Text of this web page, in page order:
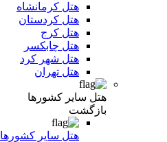
هتل کرمانشاه
هتل کردستان
هتل کرج
هتل چابکسر
هتل شهر کرد
هتل تهران
هتل سایر کشورها
بازگشت
هتل سایر کشورها